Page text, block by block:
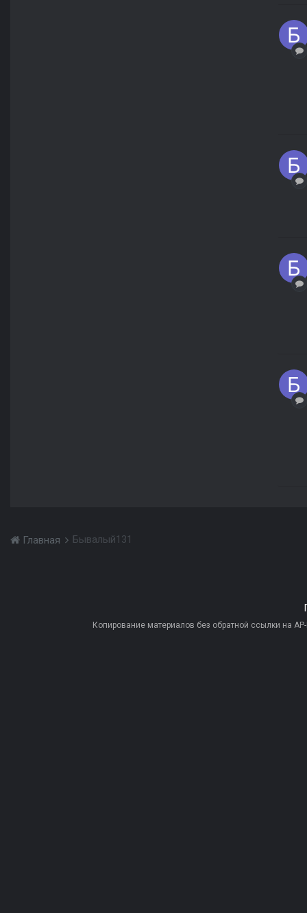
Главная Бывалый131
Копирование материалов без обратной ссылки на